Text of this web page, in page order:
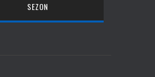
SEZON